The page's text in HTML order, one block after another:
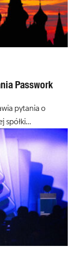
Passwork
pytania o
spółki…